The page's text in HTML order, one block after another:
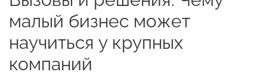
малый бизнес может
научиться у крупных
компаний